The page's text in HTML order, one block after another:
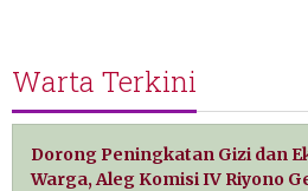
Warta Terkini
Dorong Peningkatan Gizi dan
Warga, Aleg Komisi IV Riyono